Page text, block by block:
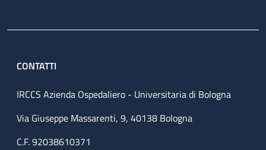
CONTATTI
IRCCS Azienda Ospedaliero - Universitaria di Bologna
Via Giuseppe Massarenti, 9, 40138 Bologna
C.F. 92038610371